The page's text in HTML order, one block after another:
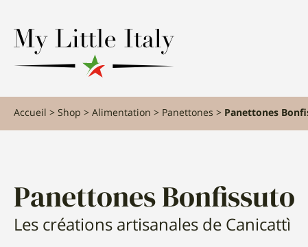
Accueil Shop Alimentation Panettones Panettones
Panettones Bonfissuto
Les créations artisanales de Canicattì